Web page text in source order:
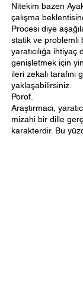
Nitekim bazen
çalışma
Procesi diye
statik ve problemli
yaratıcılığa
genişletmek için
ileri zekalı tarafını
yaklaşabilirsiniz.
Porof.
Araştırmacı,
mizahi bir dille
karakterdir. Bu